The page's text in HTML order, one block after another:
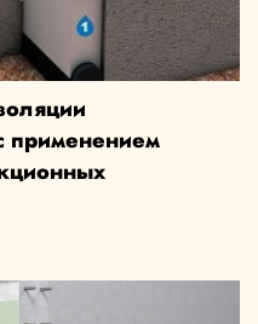
применением